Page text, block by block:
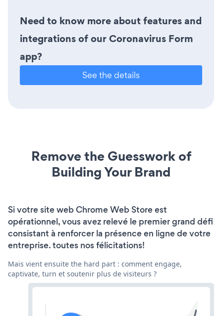
Need to know more about features and
integrations of our Coronavirus Form
app?
See the details
Remove the Guesswork of
Building Your Brand
Si votre site web Chrome Web Store est
opérationnel, vous avez relevé le premier grand défi
consistant à renforcer la présence en ligne de votre
entreprise. toutes nos félicitations!
Mais vient ensuite the hard part : comment engage,
captivate, turn et soutenir plus de visiteurs ?